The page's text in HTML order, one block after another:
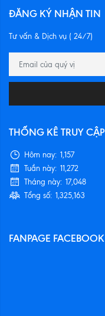
ĐĂNG KÝ NHẬN TIN
Tư vấn & Dịch vụ ( 24/7)
THỐNG KÊ TRUY CẬP
Hôm nay: 1,157
Tuần này: 11,272
Tháng này: 17,048
Tổng số: 1,325,163
FANPAGE FACEBOOK